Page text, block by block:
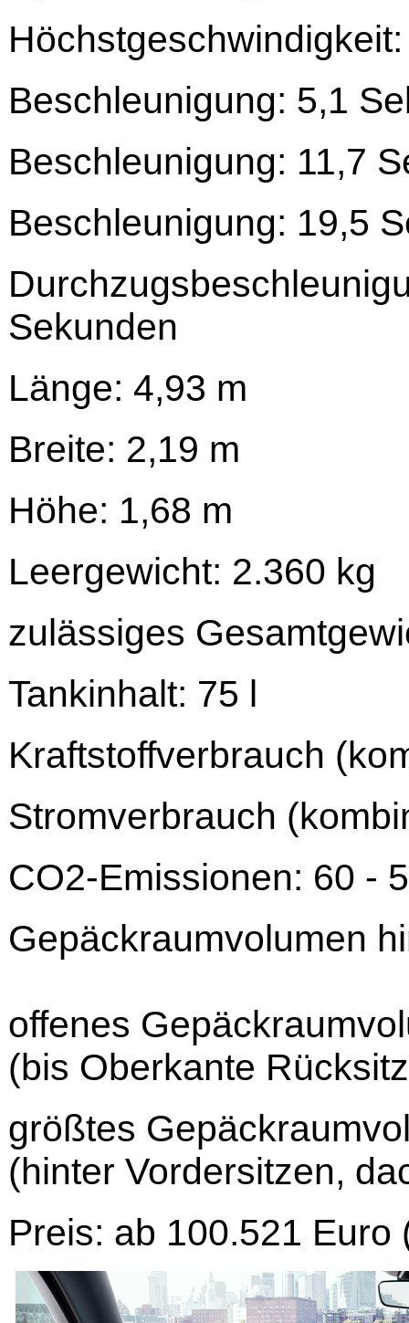
Beschleunigung: 5,1
Beschleunigung: 11,7
Beschleunigung: 19,5
Sekunden
Länge: 4,93 m
Breite: 2,19 m
Höhe: 1,68 m
Leergewicht: 2.360 kg
zulässiges
Tankinhalt: 75 l
Kraftstoffverbrauch
Stromverbrauch
CO2-Emissionen: 60 -
Gepäckraumvolumen
offenes
(bis Oberkante
größtes
(hinter Vordersitzen,
Preis: ab 100.521 Euro